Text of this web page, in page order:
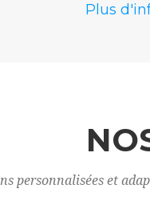
Plus
personnalisées et